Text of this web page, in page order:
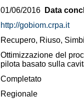
01/06/2016 Data
http://gobiom.crpa.it
Recupero, Riuso,
Ottimizzazione del
pilota basato sulla
Completato
Regionale